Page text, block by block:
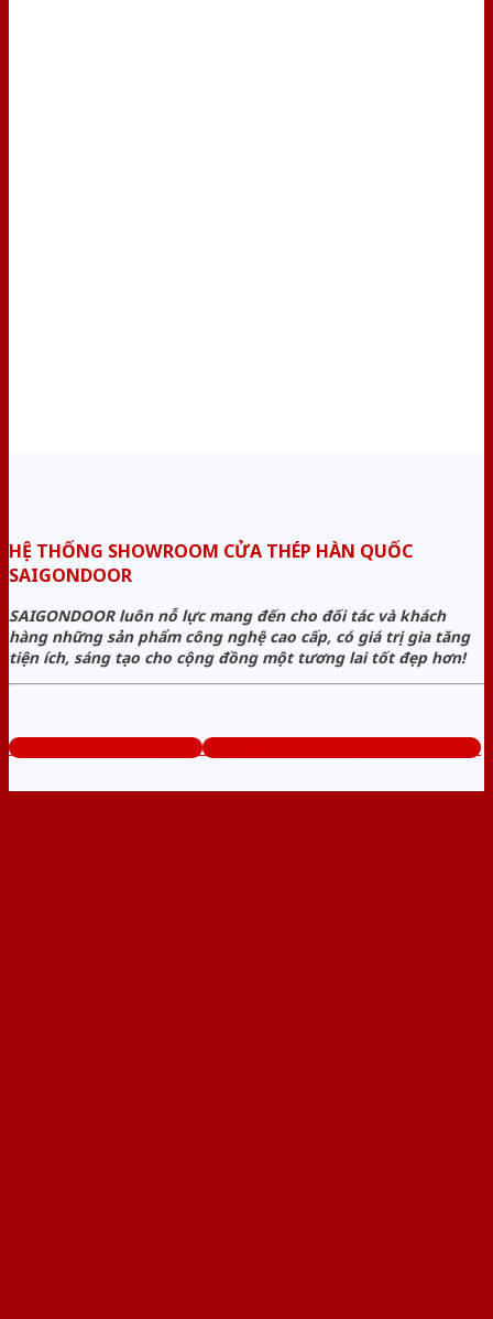
HỆ THỐNG SHOWROOM CỬA THÉP HÀN QUỐC
SAIGONDOOR
SAIGONDOOR luôn nỗ lực mang đến cho đối tác và khách
hàng những sản phẩm công nghệ cao cấp, có giá trị gia tăng
tiện ích, sáng tạo cho cộng đồng một tương lai tốt đẹp hơn!
www.muabancuathep.com Tổng đài tư vấn miễn phí: 0824.400.400